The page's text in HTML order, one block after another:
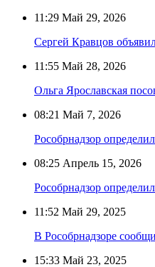
11:29 Май 29, 2026
Сергей Кравцов
11:55 Май 28, 2026
Ольга Ярославская
08:21 Май 7, 2026
Рособрнадзор
08:25 Апрель 15, 2026
Рособрнадзор
11:52 Май 29, 2025
В Рособрнадзоре
15:33 Май 23, 2025